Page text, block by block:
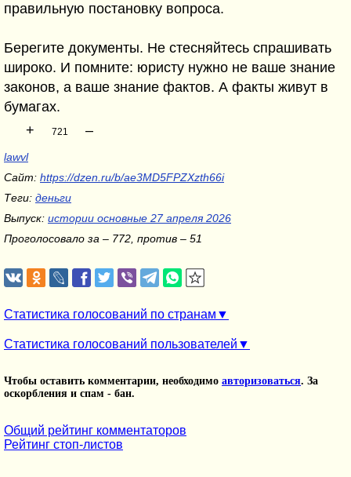
правильную постановку вопроса.
Берегите документы. Не стесняйтесь спрашивать
широко. И помните: юристу нужно не ваше знание
законов, а ваше знание фактов. А факты живут в
бумагах.
+
721 –
lawvl
Сайт: https://dzen.ru/b/ae3MD5FPZXzth66i
Теги: деньги
Выпуск: истории основные 27 апреля 2026
Проголосовало за – 772, против – 51
Статистика голосований по странам
Статистика голосований пользователей
Чтобы оставить комментарии, необходимо авторизоваться. За
оскорбления и спам - бан.
Общий рейтинг комментаторов
Рейтинг стоп-листов